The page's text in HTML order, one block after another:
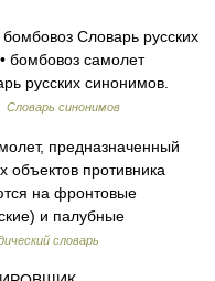
Словарь русских
бомбовоз самолет
русских синонимов.
Словарь синонимов
предназначенный
противника
на фронтовые
и палубные
словарь